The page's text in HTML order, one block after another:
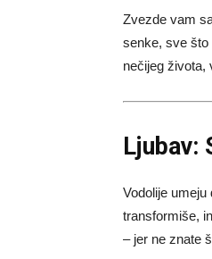
Zvezde vam
senke, sve što
nečijeg života,
Ljubav:
Vodolije
transformiše,
– jer ne znate